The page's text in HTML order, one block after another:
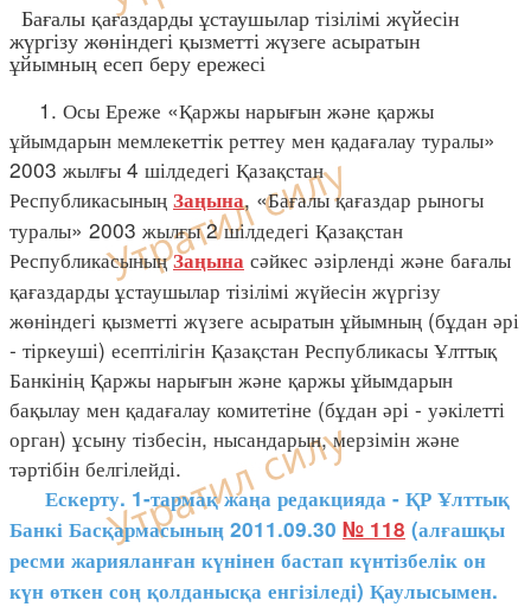
Бағалы қағаздарды ұстаушылар тізілімі жүйесін
жүргізу жөніндегі қызметті жүзеге асыратын
ұйымның есеп беру ережесі
1. Осы Ереже «Қаржы нарығын және қаржы
ұйымдарын мемлекеттік реттеу мен қадағалау туралы»
2003 жылғы 4 шілдедегі Қазақстан
Республикасының Заңына, «Бағалы қағаздар рыногы
туралы» 2003 жылғы 2 шілдедегі Қазақстан
РеспубликасыныңЗаңына сәйкес әзірленді және бағалы
қағаздарды ұстаушылар тізілімі жүйесін жүргізу
жөніндегі қызметті жүзеге асыратын ұйымның (бұдан әрі
- тіркеуші) есептілігін Қазақстан Республикасы Ұлттық
Банкінің Қаржы нарығын және қаржы ұйымдарын
бақылау мен қадағалау комитетіне (бұдан әрі - уәкілетті
орган) ұсыну тізбесін, нысандарын, мерзімін және
тәртібін белгілейді.
Ескерту. 1-тармақ жаңа редакцияда - ҚР Ұлттық
Банкі Басқармасының 2011.09.30 № 118 (алғашқы
ресми жарияланған күнінен бастап күнтізбелік он
күн өткен соң қолданысқа енгізіледі) Қаулысымен.